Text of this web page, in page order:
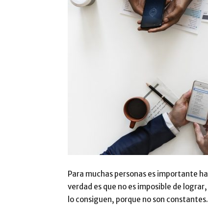
Para muchas personas es importante
verdad es que no es imposible de
lo consiguen, porque no son